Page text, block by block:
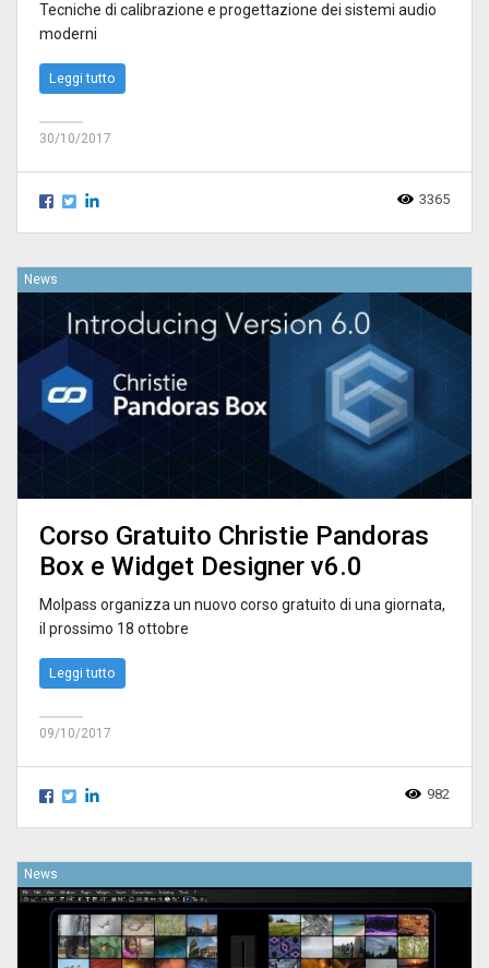
Tecniche di calibrazione e progettazione dei sistemi audio
moderni
Leggi tutto
30/10/2017
3365
News
Corso Gratuito Christie Pandoras
Box e Widget Designer v6.0
Molpass organizza un nuovo corso gratuito di una giornata,
il prossimo 18 ottobre
Leggi tutto
09/10/2017
982
News